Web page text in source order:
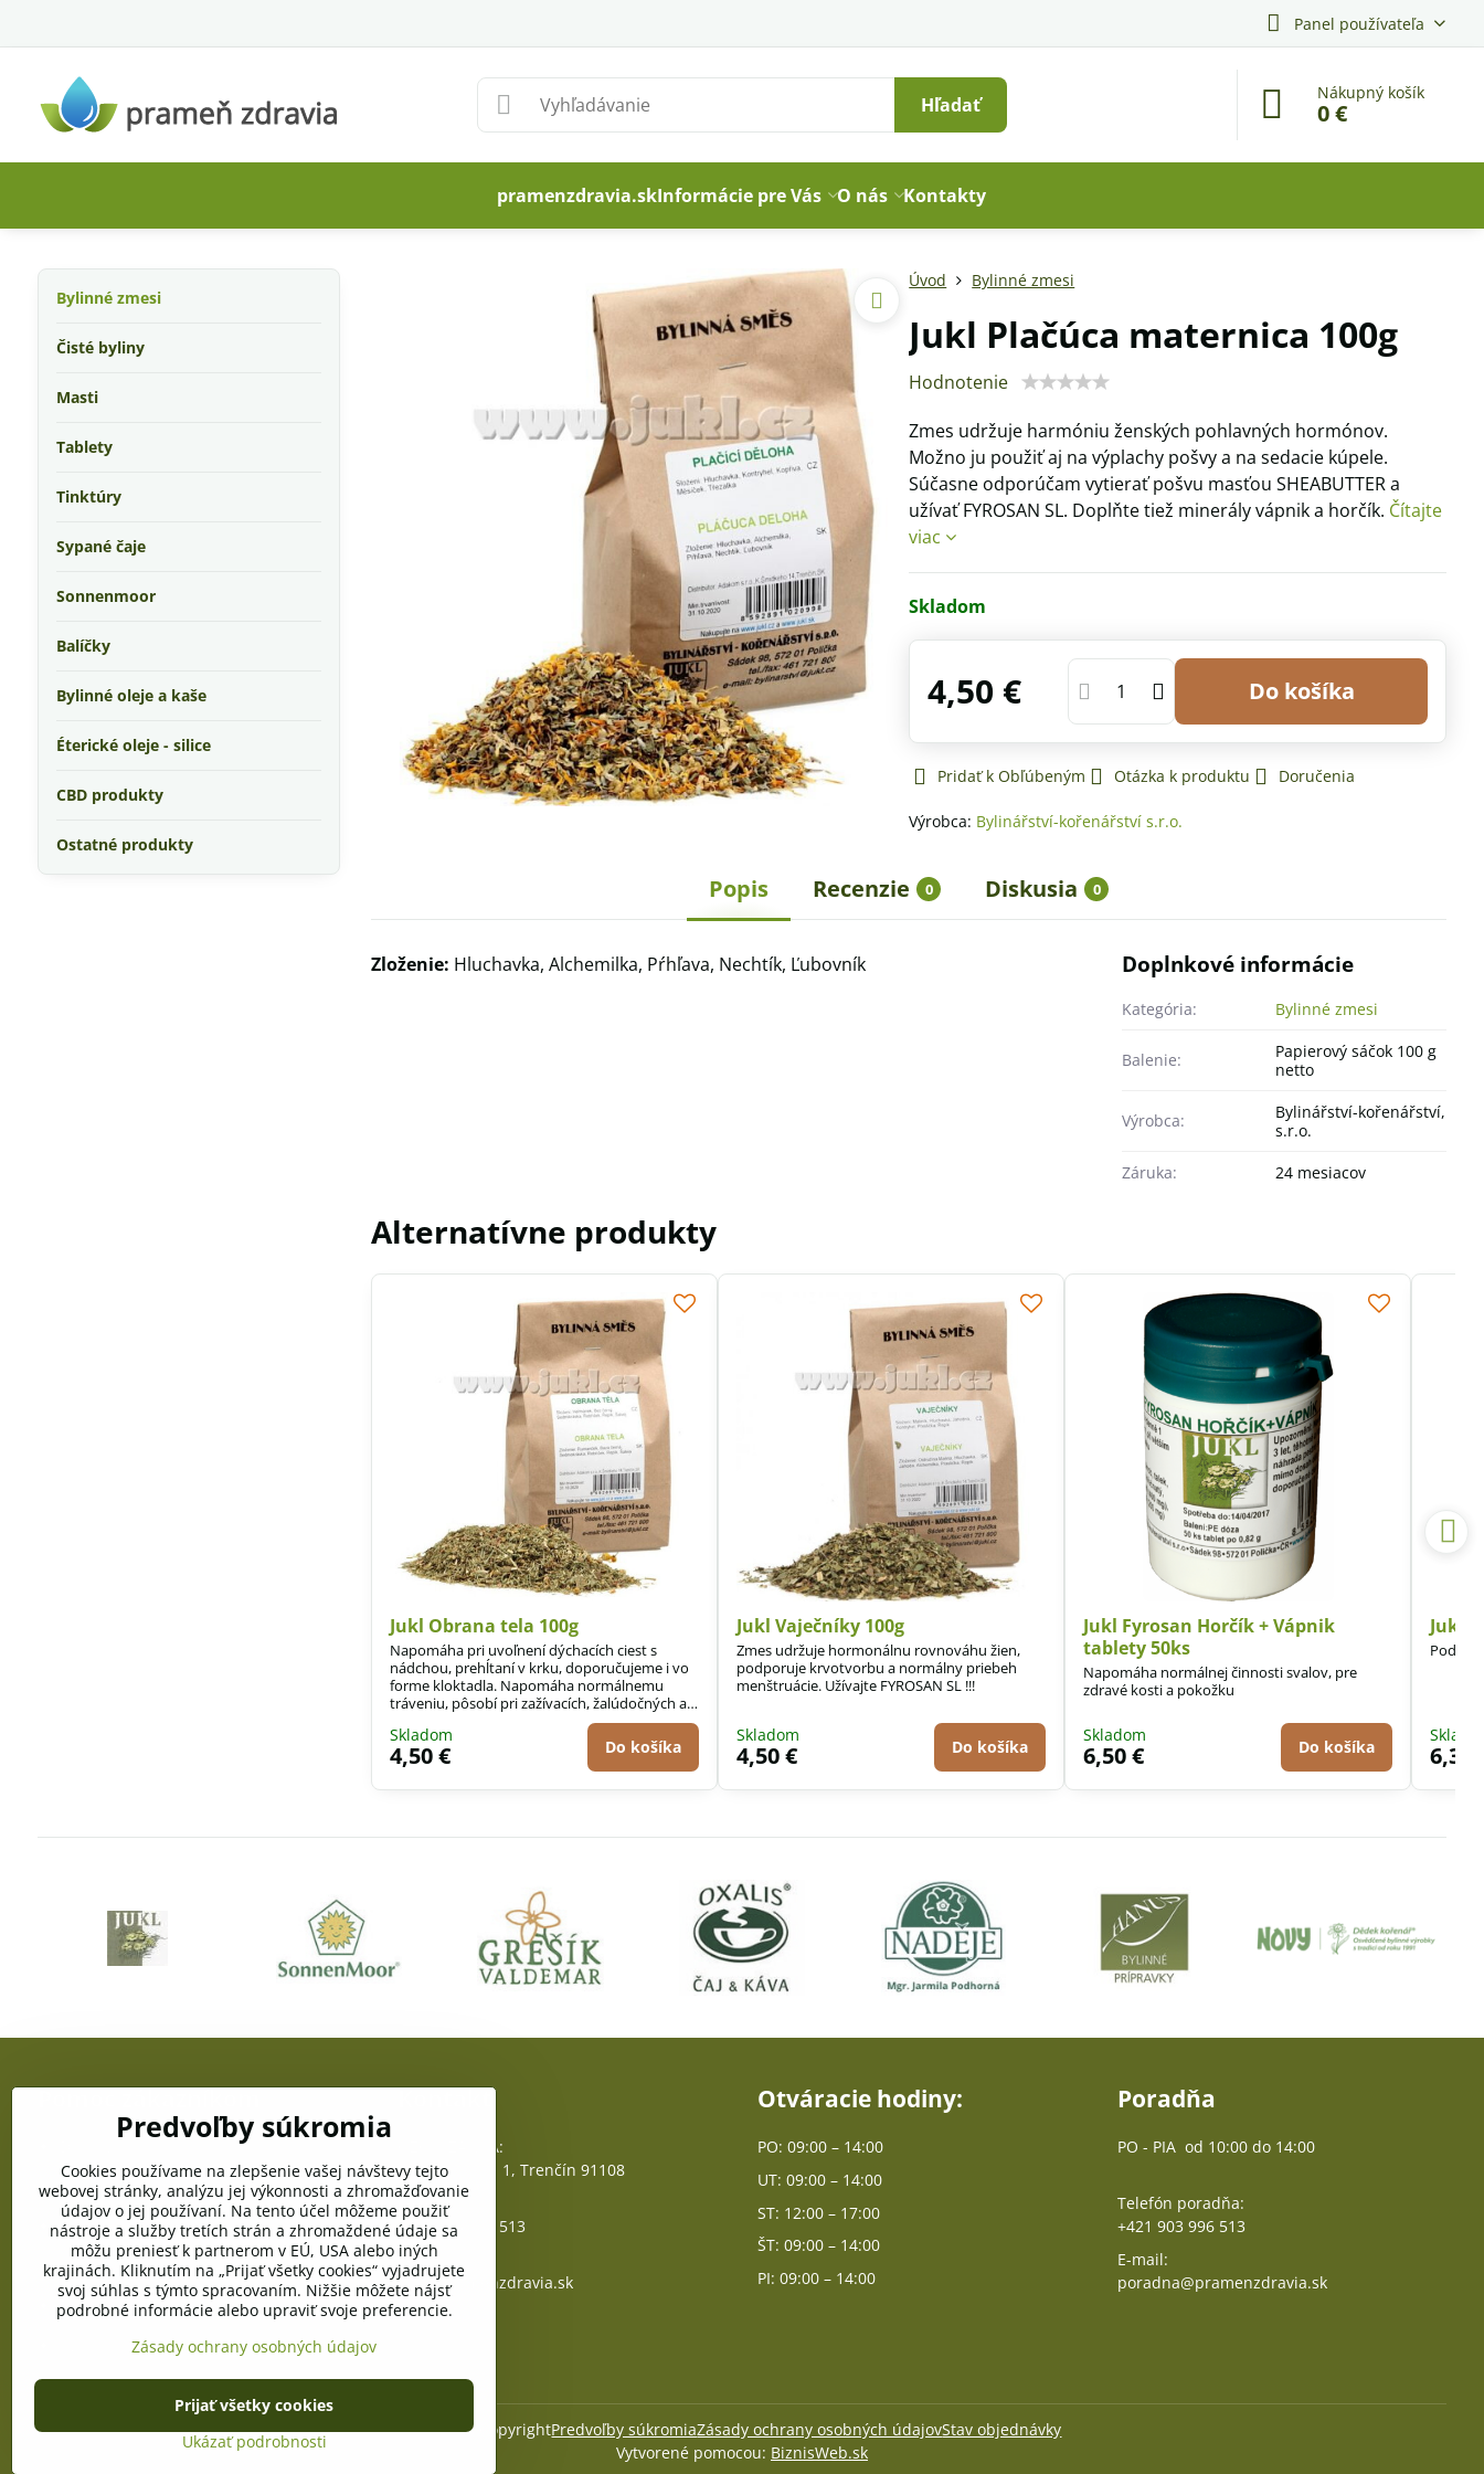
Panel používateľa
Hľadať
Nákupný košík
0 €
pramenzdravia.skInformácie pre Vás O nás Kontakty
Úvod Bylinné zmesi
Jukl Plačúca maternica 100g
Hodnotenie
Zmes udržuje harmóniu ženských pohlavných hormónov.
Možno ju použiť aj na výplachy pošvy a na sedacie kúpele.
Súčasne odporúčam vytierať pošvu masťou SHEABUTTER a
užívať FYROSAN SL. Doplňte tiež minerály vápnik a horčík. Čítajte
viac
Skladom
4,50 € Do košíka
Pridať k Obľúbeným Otázka k produktu Doručenia
Výrobca: Bylinářství-kořenářství s.r.o.
Popis Recenzie 0 Diskusia 0
Zloženie: Hluchavka, Alchemilka, Pŕhľava, Nechtík, Ľubovník Doplnkové informácie
Kategória: Bylinné zmesi
Balenie:
Papierový sáčok 100 g
netto
Výrobca:
Bylinářství-kořenářství,
s.r.o.
Záruka:
24 mesiacov
Alternatívne produkty
Jukl Obrana tela 100g
Napomáha pri uvoľnení dýchacích ciest s
nádchou, prehĺtaní v krku, doporučujeme i vo
forme kloktadla. Napomáha normálnemu
tráveniu, pôsobí pri zažívacích, žalúdočných a
črevných problémoch, riadi sekréciu.
Skladom
4,50 € Do košíka
Jukl Vaječníky 100g
Zmes udržuje hormonálnu rovnováhu žien,
podporuje krvotvorbu a normálny priebeh
menštruácie. Užívajte FYROSAN SL !!!
Skladom
4,50 € Do košíka
Jukl Fyrosan Horčík + Vápnik
tablety 50ks
Napomáha normálnej činnosti svalov, pre
zdravé kosti a pokožku
Skladom
6,50 € Do košíka
Jukl
6,30
Bylinné zmesi
Čisté byliny
Masti
Tablety
Tinktúry
Sypané čaje
Sonnenmoor
Balíčky
Bylinné oleje a kaše
Éterické oleje - silice
CBD produkty
Ostatné produkty
Obchodné podmienky
Reklamačné podmienky
Ochrana osobných údajov
Pravidlá cookies
Vyžiadanie osobných údajov
OZC JUŽANKA:
gen. Svobodu 1, Trenčín 91108
Telefón:
+421 903 996 513
E-mail:
info@pramenzdravia.sk
Otváracie hodiny:
PO: 09:00 – 14:00
UT: 09:00 – 14:00
ST: 12:00 – 17:00
ŠT: 09:00 – 14:00
PI: 09:00 – 14:00
Poradňa
PO - PIA od 10:00 do 14:00
Telefón poradňa:
+421 903 996 513
E-mail:
poradna@pramenzdravia.sk
©2026 CopyrightPredvoľby súkromiaZásady ochrany osobných údajovStav objednávky
Vytvorené pomocou: BiznisWeb.sk
Predvoľby súkromia
Cookies používame na zlepšenie vašej návštevy tejto
webovej stránky, analýzu jej výkonnosti a zhromažďovanie
údajov o jej používaní. Na tento účel môžeme použiť
nástroje a služby tretích strán a zhromaždené údaje sa
môžu preniesť k partnerom v EÚ, USA alebo iných
krajinách. Kliknutím na „Prijať všetky cookies“ vyjadrujete
svoj súhlas s týmto spracovaním. Nižšie môžete nájsť
podrobné informácie alebo upraviť svoje preferencie.
Zásady ochrany osobných údajov
Ukázať podrobnosti
Prijať všetky cookies